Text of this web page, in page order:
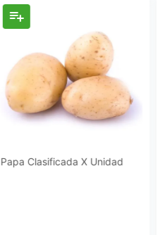
Papa Clasificada X Unidad